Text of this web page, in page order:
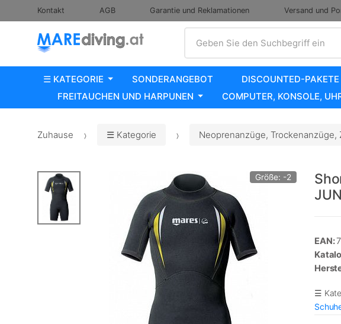
Kontakt AGB Garantie und Reklamationen Versand und
Geben Sie den Suchbegriff ein
☰ KATEGORIE SONDERANGEBOT DISCOUNTED-PAKETE
FREITAUCHEN UND HARPUNEN
COMPUTER, KONSOLE,
Zuhause ☰ Kategorie Neoprenanzüge, Trockenanzüge,
Größe: -2
EAN:
☰